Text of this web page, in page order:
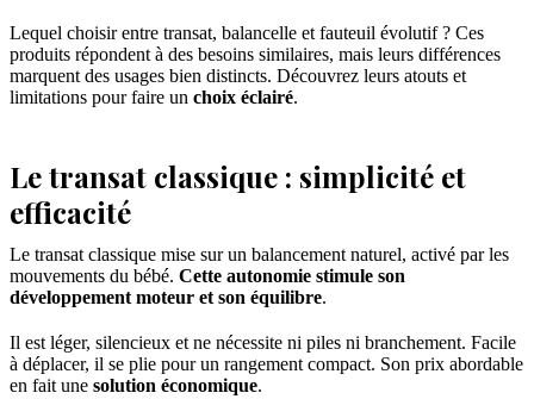
Lequel choisir entre transat, balancelle et fauteuil évolutif ? Ces
produits répondent à des besoins similaires, mais leurs différences
marquent des usages bien distincts. Découvrez leurs atouts et
limitations pour faire un choix éclairé.
Le transat classique : simplicité et
efficacité
Le transat classique mise sur un balancement naturel, activé par les
mouvements du bébé. Cette autonomie stimule son
développement moteur et son équilibre.
Il est léger, silencieux et ne nécessite ni piles ni branchement. Facile
à déplacer, il se plie pour un rangement compact. Son prix abordable
en fait une solution économique.